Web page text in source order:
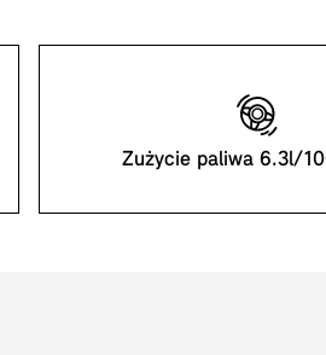
Zużycie paliwa 6.3l/